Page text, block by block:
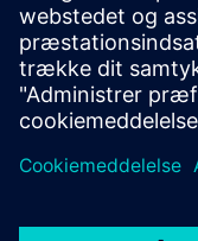
ubegrænset udvalg
enten WiTtra eller
Få mere at vide